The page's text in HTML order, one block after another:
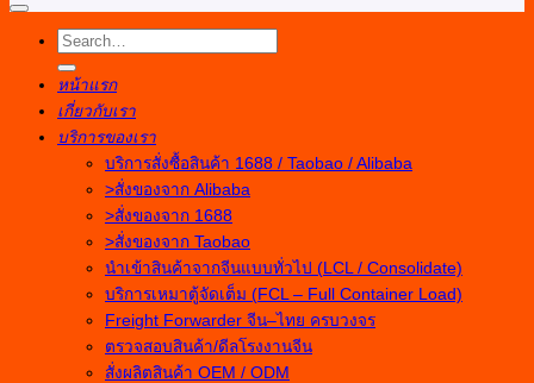
หน้าแรก
เกี่ยวกับเรา
บริการของเรา
บริการสั่งซื้อสินค้า 1688 / Taobao / Alibaba
>สั่งของจาก Alibaba
>สั่งของจาก 1688
>สั่งของจาก Taobao
นำเข้าสินค้าจากจีนแบบทั่วไป (LCL / Consolidate)
บริการเหมาตู้จัดเต็ม (FCL – Full Container Load)
Freight Forwarder จีน–ไทย ครบวงจร
ตรวจสอบสินค้า/ดีลโรงงานจีน
สั่งผลิตสินค้า OEM / ODM